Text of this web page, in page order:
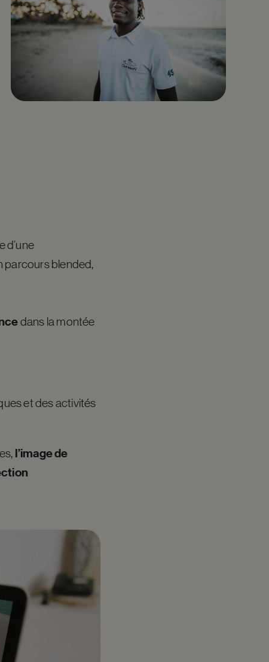
d’une
parcours blended,
dans la montée
et des activités
l’image de